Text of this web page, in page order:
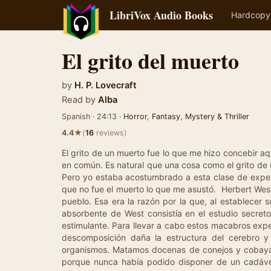
LibriVox Audio Books Hardcopy
El grito del muerto
by H. P. Lovecraft
Read by Alba
Spanish · 24:13 · Horror, Fantasy, Mystery & Thriller
4.4★(16 reviews)
El grito de un muerto fue lo que me hizo concebir aquel intenso horror hacia el doctor Herbert West, horror que enturbió los últimos años de nuestra vida en común. Es natural que una cosa como el grito de un muerto produzca horror, ya que, evidentemente, no se trata de un suceso agradable ni ordinario. Pero yo estaba acostumbrado a esta clase de experiencias; por tanto, lo que me afectó en esa ocasión fue cierta circunstancia especial. Quiero decir, que no fue el muerto lo que me asustó. Herbert West, de quien era yo compañero y ayudante, poseía intereses científicos muy alejados de la rutina habitual de un médico de pueblo. Esa era la razón por la que, al establecer su consulta en Bolton, había elegido una casa próxima al cementerio. Dicho brevemente y sin paliativos, el único interés absorbente de West consistía en el estudio secreto de los fenómenos de la vida y de su culminación, encaminados a reanimar a los muertos inyectándoles una solución estimulante. Para llevar a cabo estos macabros experimentos era preciso estar constantemente abastecidos de cadáveres humanos muy frescos; porque aún la más mínima descomposición daña la estructura del cerebro y humanos, y descubrimos que el preparado necesitaba una composición específica, según los diferentes tipos de organismos. Matamos docenas de conejos y cobayas para tratarlos, pero este camino no nos llevó a ninguna parte. West nunca había conseguido plenamente su objetivo porque nunca había podido disponer de un cadáver suficientemente fresco. Necesitaba cuerpos cuya vitalidad hubiera cesado muy poco antes; cuerpos con todas las células intactas, capaces de recibir nuevamente el impulso hacia esa forma de movimiento llamado vida. Había esperanzas de volver perpetua esta segunda vida artificial mediante repetidas inyecciones; pero habíamos averiguado que una vida natural ordinaria no respondía a la acción. Para infundir movimiento artificial, debía quedar extinguida la vida nocturna: los ejemplares debían ser muy frescos, pero estar auténticamente muertos. Habíamos empezado West y yo la pavorosa investigación siendo estudiantes de la Facultad de Medicina de la Universidad Miskatonic, de Arkham, profundamente convencidos desde un principio del carácter absolutamente mecanicista de la vida. Eso fue siete años antes; sin embargo, él no parecía haber envejecido ni un día: era bajo, rubio de cara afeitada, voz suave, y con gafas; a veces había algún destello en sus fríos ojos azules que delataba el duro y creciente fanatismo de su caracter, efecto de sus terribles investigaciones. Nuestras experiencias habían sido a menudo espantosas en extremo, debidas a una reanimación defectuosa, al galvanizar aquellos grumos de barro de cementerio en un movimiento morboso, insensato y anormal, merced a diversas modificaciones de la solución vital. Uno de los ejemplares había proferido un alarido escalofriante; otro, se había levantado, violentamente, nos había derribado dejándonos inconscientes, y había huido enloquecido, antes de que lograran cogerle y encerrarlo tras los barrotes del manicomio; y un tercero, una monstruosidad nauseabunda y africana, había surgido de su poco profunda sepultura y había cometido una atrocidad... West había tenido que matarlo a tiros. No podíamos conseguir cadáveres lo bastante frescos como para que manifestasen algún